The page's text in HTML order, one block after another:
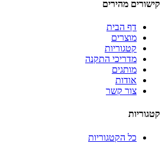
קישורים מהירים
דף הבית
מוצרים
קטגוריות
מדריכי התקנה
מותגים
אודות
צור קשר
קטגוריות
כל הקטגוריות